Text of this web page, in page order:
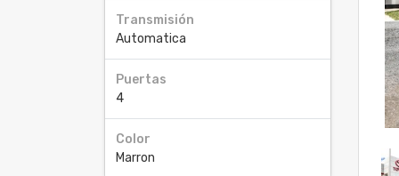
Transmisión
Automatica
Puertas
4
Color
Marron